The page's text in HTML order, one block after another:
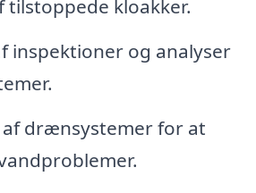
tilstoppede kloakker.
inspektioner og analyser
drænsystemer for at